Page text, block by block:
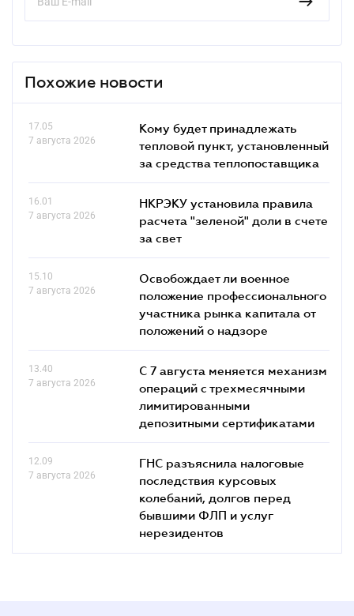
Похожие новости
17.05
7 августа 2026
Кому будет принадлежать
тепловой пункт, установленный
за средства теплопоставщика
16.01
7 августа 2026
НКРЭКУ установила правила
расчета "зеленой" доли в счете
за свет
15.10
7 августа 2026
Освобождает ли военное
положение профессионального
участника рынка капитала от
положений о надзоре
13.40
7 августа 2026
С 7 августа меняется механизм
операций с трехмесячными
лимитированными
депозитными сертификатами
12.09
7 августа 2026
ГНС разъяснила налоговые
последствия курсовых
колебаний, долгов перед
бывшими ФЛП и услуг
нерезидентов